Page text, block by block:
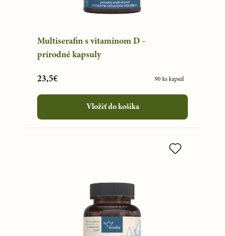
Multiserafin s vitamínom D -
prírodné kapsuly
23,5€ 90 ks kapsúl
Vložiť do košíka